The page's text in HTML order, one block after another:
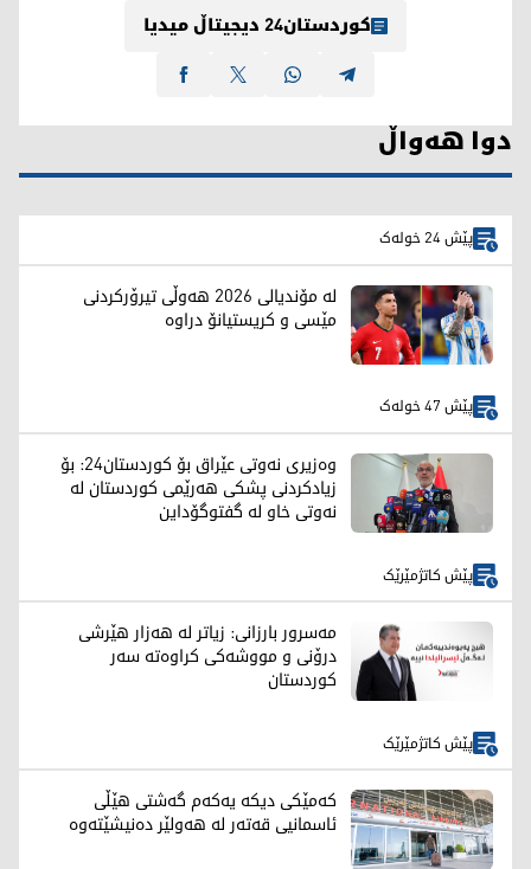
کوردستان24 دیجیتاڵ میدیا
دوا هەواڵ
پێش 24 خولەک
لە مۆندیالی 2026 هەوڵی تیرۆرکردنی
مێسی و کریستیانۆ دراوە
پێش 47 خولەک
وەزیری نەوتی عێراق بۆ کوردستان24: بۆ
زیادکردنی پشکی هەرێمی کوردستان لە
نەوتی خاو لە گفتوگۆداین
پێش کاتژمێرێک
مەسرور بارزانی: زیاتر لە هەزار هێرشی
درۆنی و مووشەکی کراوەتە سەر
کوردستان
پێش کاتژمێرێک
کەمێکی دیکە یەکەم گەشتی هێڵی
ئاسمانیی قەتەر لە هەولێر دەنیشێتەوە